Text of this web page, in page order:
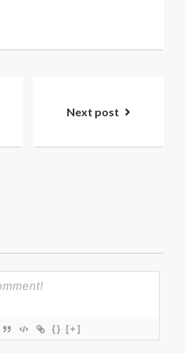
Next post
{} [+]